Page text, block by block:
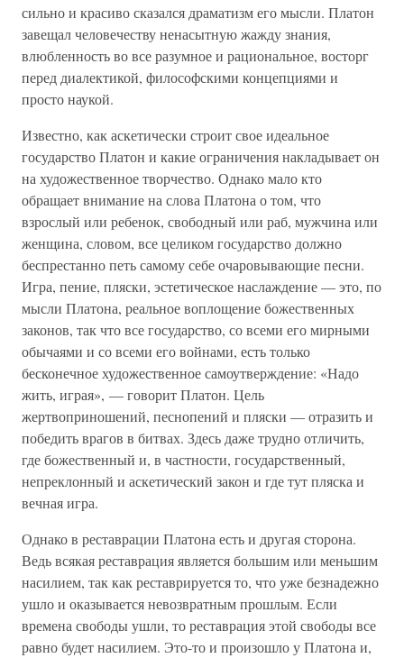
сильно и красиво сказался драматизм его мысли. Платон
завещал человечеству ненасытную жажду знания,
влюбленность во все разумное и рациональное, восторг
перед диалектикой, философскими концепциями и
просто наукой.
Известно, как аскетически строит свое идеальное
государство Платон и какие ограничения накладывает он
на художественное творчество. Однако мало кто
обращает внимание на слова Платона о том, что
взрослый или ребенок, свободный или раб, мужчина или
женщина, словом, все целиком государство должно
беспрестанно петь самому себе очаровывающие песни.
Игра, пение, пляски, эстетическое наслаждение — это, по
мысли Платона, реальное воплощение божественных
законов, так что все государство, со всеми его мирными
обычаями и со всеми его войнами, есть только
бесконечное художественное самоутверждение: «Надо
жить, играя», — говорит Платон. Цель
жертвоприношений, песнопений и пляски — отразить и
победить врагов в битвах. Здесь даже трудно отличить,
где божественный и, в частности, государственный,
непреклонный и аскетический закон и где тут пляска и
вечная игра.
Однако в реставрации Платона есть и другая сторона.
Ведь всякая реставрация является большим или меньшим
насилием, так как реставрируется то, что уже безнадежно
ушло и оказывается невозвратным прошлым. Если
времена свободы ушли, то реставрация этой свободы все
равно будет насилием. Это-то и произошло у Платона и,